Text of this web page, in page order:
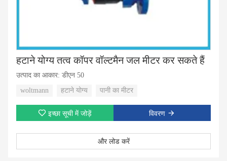
हटाने योग्य तत्व कॉपर वॉल्टमैन जल मीटर कर सकते हैं
उत्पाद का आकार: डीएन 50
woltmann
हटाने योग्य पानी का मीटर
इच्छा सूची में जोड़ें विवरण
और लोड करें